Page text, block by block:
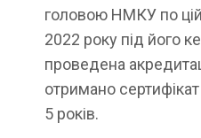
головою НМКУ по цій
2022 року під його
проведена
отримано
5 років.